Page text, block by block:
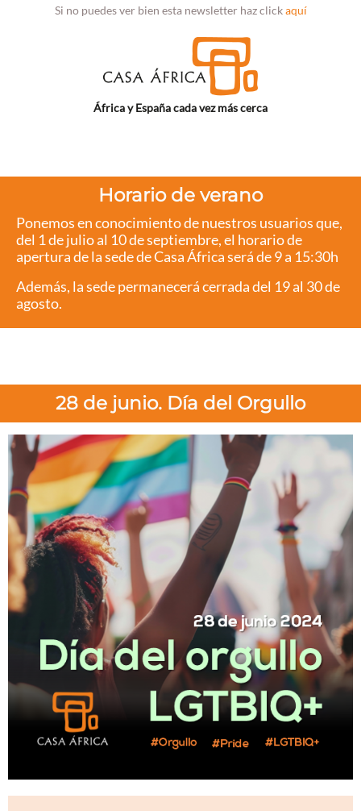
Si no puedes ver bien esta newsletter haz clickaquí
África y España cada vez más cerca
Horario de verano
Ponemos en conocimiento de nuestros usuarios que,
del 1 de julio al 10 de septiembre, el horario de
apertura de la sede de Casa África será de 9 a 15:30h
Además, la sede permanecerá cerrada del 19 al 30 de
agosto.
28 de junio. Día del Orgullo